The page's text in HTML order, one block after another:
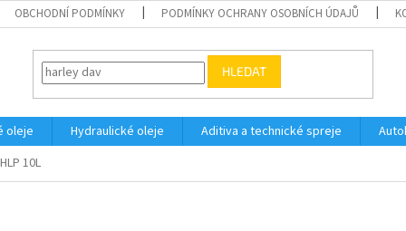
OBCHODNÍ PODMÍNKY PODMÍNKY OCHRANY OSOBNÍCH ÚDAJŮ
HLEDAT
oleje Hydraulické oleje Aditiva a technické spreje
10L